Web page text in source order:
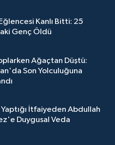
Kanlı Bitti: 25
Genç Öldü
Ağaçtan Düştü:
Son Yolculuğuna
İtfaiyeden Abdullah
Duygusal Veda